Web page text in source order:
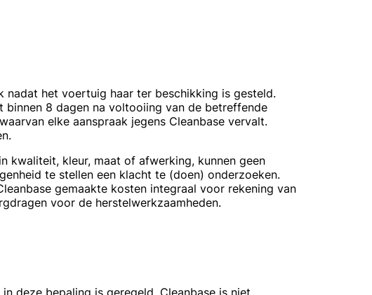
het voertuig haar ter beschikking is gesteld.
8 dagen na voltooiing van de betreffende
elke aanspraak jegens Cleanbase vervalt.
kwaliteit, kleur, maat of afwerking, kunnen geen
te stellen een klacht te (doen) onderzoeken.
gemaakte kosten integraal voor rekening van
voor de herstelwerkzaamheden.
deze bepaling is geregeld. Cleanbase is niet